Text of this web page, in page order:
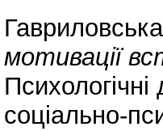
мотивації
соціально-